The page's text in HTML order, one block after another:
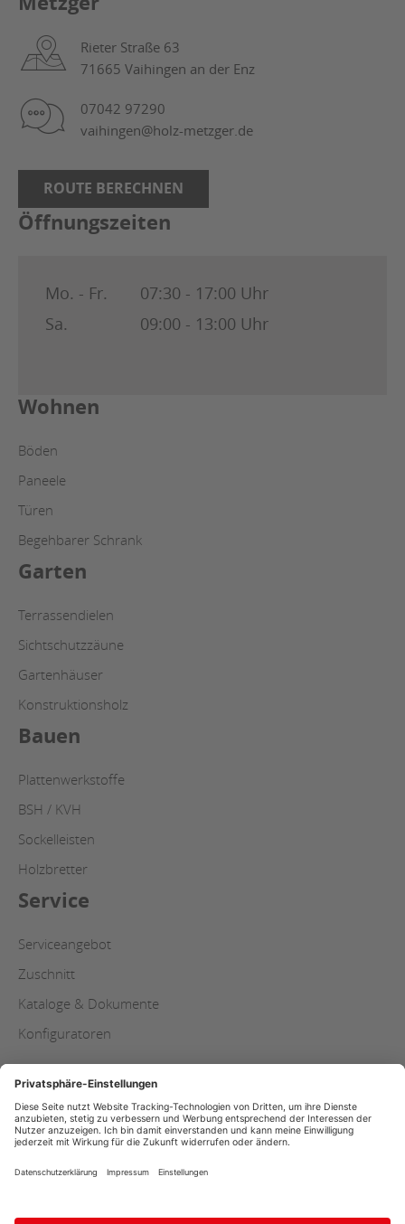
Rieter Straße 63
71665 Vaihingen an der Enz
07042 97290
vaihingen@holz-metzger.de
ROUTE BERECHNEN
Öffnungszeiten
Mo. - Fr.
07:30 - 17:00 Uhr
Sa.
09:00 - 13:00 Uhr
Wohnen
Böden
Paneele
Türen
Begehbarer Schrank
Garten
Terrassendielen
Sichtschutzzäune
Gartenhäuser
Konstruktionsholz
Bauen
Plattenwerkstoffe
BSH / KVH
Sockelleisten
Holzbretter
Service
Serviceangebot
Zuschnitt
Kataloge & Dokumente
Konfiguratoren
AGB